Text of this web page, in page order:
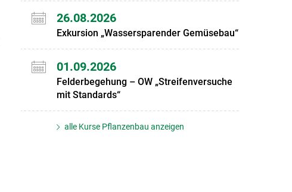
26.08.2026
Exkursion „Wassersparender Gemüsebau“
01.09.2026
Felderbegehung – OW „Streifenversuche
mit Standards“
alle Kurse Pflanzenbau anzeigen